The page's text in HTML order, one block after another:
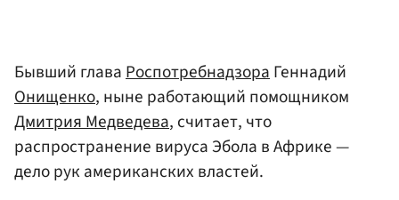
Бывший главаРоспотребнадзораГеннадий
Онищенко, ныне работающий помощником
Дмитрия Медведева, считает, что
распространение вируса Эбола в Африке —
дело рук американских властей.